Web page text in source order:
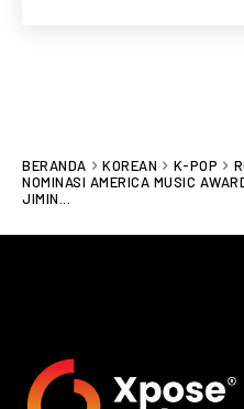
BERANDA KOREAN K-POP
NOMINASI AMERICA MUSIC
JIMIN...